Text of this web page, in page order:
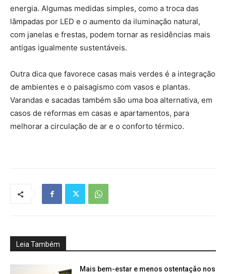
energia. Algumas medidas simples, como a troca das
lâmpadas por LED e o aumento da iluminação natural,
com janelas e frestas, podem tornar as residências mais
antigas igualmente sustentáveis.
Outra dica que favorece casas mais verdes é a integração
de ambientes e o paisagismo com vasos e plantas.
Varandas e sacadas também são uma boa alternativa, em
casos de reformas em casas e apartamentos, para
melhorar a circulação de ar e o conforto térmico.
Leia Também
Mais bem-estar e menos ostentação nos